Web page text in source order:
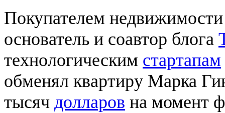
Покупателем
основатель и соавтор блога
технологическим стартапам
обменял квартиру Марка
тысяч долларов на момент